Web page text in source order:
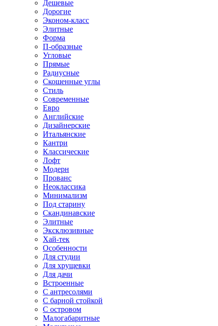
Дешевые
Дорогие
Эконом-класс
Элитные
Форма
П-образные
Угловые
Прямые
Радиусные
Скошенные углы
Стиль
Современные
Евро
Английские
Дизайнерские
Итальянские
Кантри
Классические
Лофт
Модерн
Прованс
Неоклассика
Минимализм
Под старину
Скандинавские
Элитные
Эксклюзивные
Хай-тек
Особенности
Для студии
Для хрущевки
Для дачи
Встроенные
С антресолями
С барной стойкой
С островом
Малогабаритные